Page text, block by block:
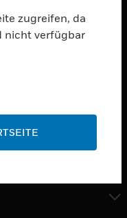
zugreifen, da
nicht verfügbar